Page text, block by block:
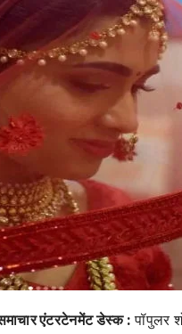
एंटरटेनमेंट डेस्क : पॉपुलर